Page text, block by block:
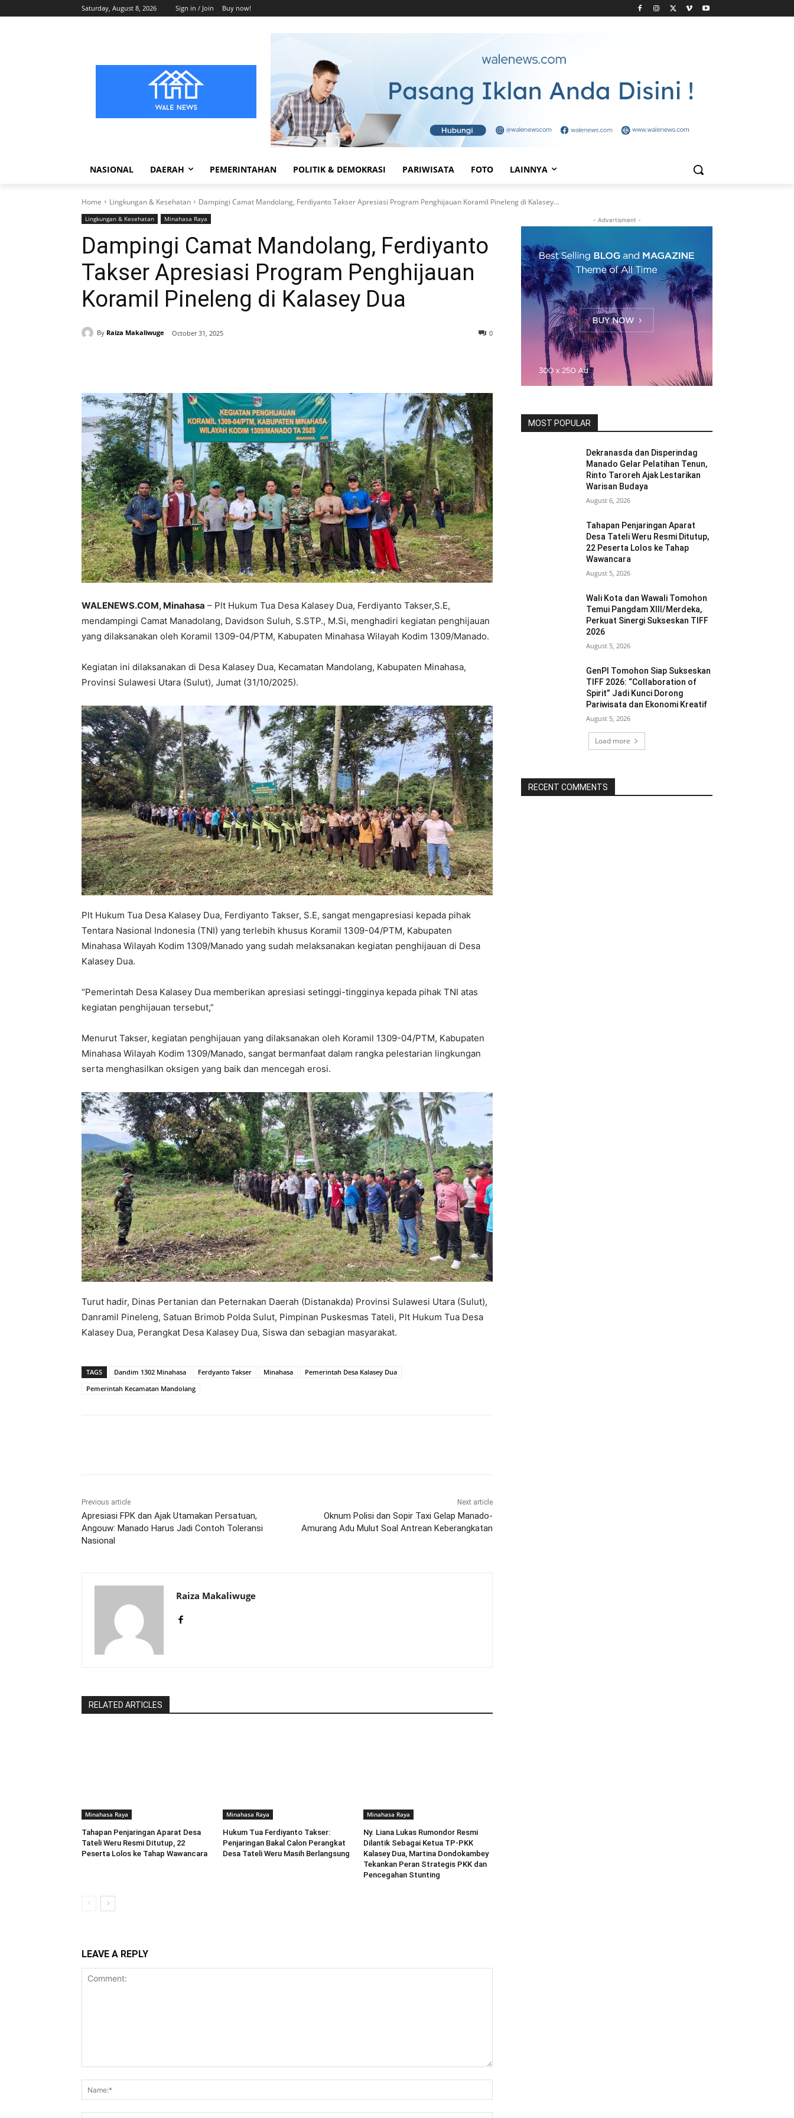
Saturday, August 8, 2026 Sign in / Join Buy now!
NASIONAL DAERAH PEMERINTAHAN POLITIK & DEMOKRASI PARIWISATA FOTO LAINNYA
Home Lingkungan & Kesehatan Dampingi Camat Mandolang, Ferdiyanto Takser Apresiasi Program Penghijauan Koramil Pineleng di Kalasey...
Lingkungan & Kesehatan Minahasa Raya
Dampingi Camat Mandolang, Ferdiyanto
Takser Apresiasi Program Penghijauan
Koramil Pineleng di Kalasey Dua
By Raiza Makaliwuge October 31, 2025 0
WALENEWS.COM, Minahasa – Plt Hukum Tua Desa Kalasey Dua, Ferdiyanto Takser,S.E,
mendampingi Camat Manadolang, Davidson Suluh, S.STP., M.Si, menghadiri kegiatan penghijauan
yang dilaksanakan oleh Koramil 1309-04/PTM, Kabupaten Minahasa Wilayah Kodim 1309/Manado.
Kegiatan ini dilaksanakan di Desa Kalasey Dua, Kecamatan Mandolang, Kabupaten Minahasa,
Provinsi Sulawesi Utara (Sulut), Jumat (31/10/2025).
Plt Hukum Tua Desa Kalasey Dua, Ferdiyanto Takser, S.E, sangat mengapresiasi kepada pihak
Tentara Nasional Indonesia (TNI) yang terlebih khusus Koramil 1309-04/PTM, Kabupaten
Minahasa Wilayah Kodim 1309/Manado yang sudah melaksanakan kegiatan penghijauan di Desa
Kalasey Dua.
“Pemerintah Desa Kalasey Dua memberikan apresiasi setinggi-tingginya kepada pihak TNI atas
kegiatan penghijauan tersebut,”
Menurut Takser, kegiatan penghijauan yang dilaksanakan oleh Koramil 1309-04/PTM, Kabupaten
Minahasa Wilayah Kodim 1309/Manado, sangat bermanfaat dalam rangka pelestarian lingkungan
serta menghasilkan oksigen yang baik dan mencegah erosi.
Turut hadir, Dinas Pertanian dan Peternakan Daerah (Distanakda) Provinsi Sulawesi Utara (Sulut),
Danramil Pineleng, Satuan Brimob Polda Sulut, Pimpinan Puskesmas Tateli, Plt Hukum Tua Desa
Kalasey Dua, Perangkat Desa Kalasey Dua, Siswa dan sebagian masyarakat.
TAGS Dandim 1302 Minahasa Ferdyanto Takser Minahasa
Pemerintah Desa Kalasey Dua
Pemerintah Kecamatan Mandolang
Previous article
Apresiasi FPK dan Ajak Utamakan Persatuan,
Angouw: Manado Harus Jadi Contoh Toleransi
Nasional
Next article
Oknum Polisi dan Sopir Taxi Gelap Manado-
Amurang Adu Mulut Soal Antrean Keberangkatan
Raiza Makaliwuge
RELATED ARTICLES
Minahasa Raya
Tahapan Penjaringan Aparat Desa
Tateli Weru Resmi Ditutup, 22
Peserta Lolos ke Tahap Wawancara
Minahasa Raya
Hukum Tua Ferdiyanto Takser:
Penjaringan Bakal Calon Perangkat
Desa Tateli Weru Masih Berlangsung
Minahasa Raya
Ny. Liana Lukas Rumondor Resmi
Dilantik Sebagai Ketua TP-PKK
Kalasey Dua, Martina Dondokambey
Tekankan Peran Strategis PKK dan
Pencegahan Stunting
LEAVE A REPLY
- Advertisment -
MOST POPULAR
Dekranasda dan Disperindag
Manado Gelar Pelatihan Tenun,
Rinto Taroreh Ajak Lestarikan
Warisan Budaya
August 6, 2026
Tahapan Penjaringan Aparat
Desa Tateli Weru Resmi Ditutup,
22 Peserta Lolos ke Tahap
Wawancara
August 5, 2026
Wali Kota dan Wawali Tomohon
Temui Pangdam XIII/Merdeka,
Perkuat Sinergi Sukseskan TIFF
2026
August 5, 2026
GenPI Tomohon Siap Sukseskan
TIFF 2026: “Collaboration of
Spirit” Jadi Kunci Dorong
Pariwisata dan Ekonomi Kreatif
August 5, 2026
Load more
RECENT COMMENTS